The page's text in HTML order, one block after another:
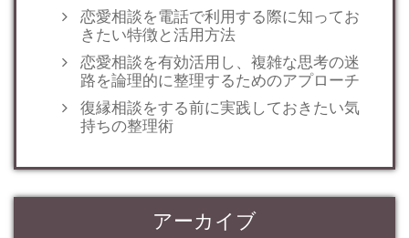
恋愛相談を電話で利用する際に知ってお
きたい特徴と活用方法
恋愛相談を有効活用し、複雑な思考の迷
路を論理的に整理するためのアプローチ
復縁相談をする前に実践しておきたい気
持ちの整理術
アーカイブ